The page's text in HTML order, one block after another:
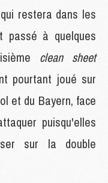
restera dans les
passé à quelques
clean sheet
pourtant joué sur
et du Bayern, face
puisqu'elles
sur la double